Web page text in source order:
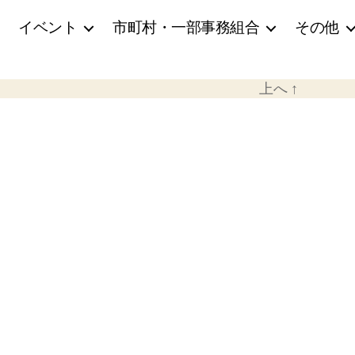
イベント 市町村・一部事務組合 その他
上へ ↑